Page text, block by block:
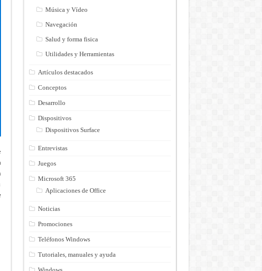
Música y Vídeo
Navegación
Salud y forma fisica
Utilidades y Herramientas
Artículos destacados
Conceptos
Desarrollo
Dispositivos
Dispositivos Surface
Entrevistas
Juegos
Microsoft 365
Aplicaciones de Office
Noticias
Promociones
Teléfonos Windows
Tutoriales, manuales y ayuda